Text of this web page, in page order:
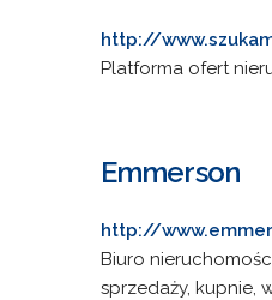
http://
Platforma ofert
Emmerson
http://
Biuro
sprzedaży, kupnie,